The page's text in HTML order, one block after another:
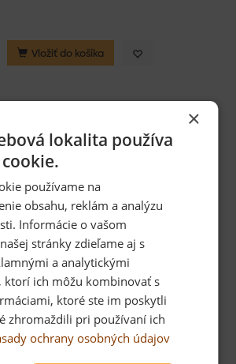
Vložiť do košíka
:
jednotky : 230 V AC
: bez napájania
: 150 m
ďalšie tlačidlo : max. 8
tlačidlo : P5750T
: 5 úrovní
zvonenia : 110 dB
10
v balení : 1 ks
balení : 2 ks
×
lokalita používa
používame na
obsahu, reklám a analýzu
Informácie o vašom
stránky zdieľame aj s
a analytickými
ktorí ich môžu kombinovať s
ktoré ste im poskytli
zhromaždili pri používaní ich
ochrany osobných údajov